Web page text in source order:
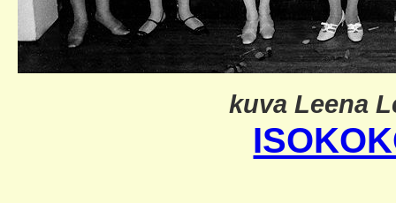
kuva Leena